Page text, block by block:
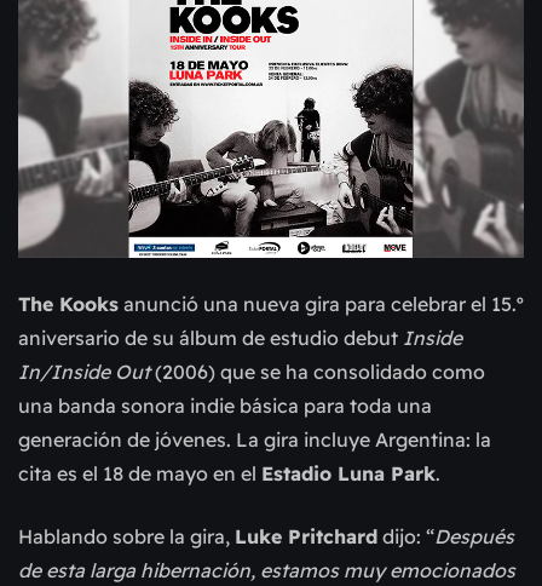
The Kooks anunció una nueva gira para celebrar el 15.º
aniversario de su álbum de estudio debut Inside
In/Inside Out(2006) que se ha consolidado como
una banda sonora indie básica para toda una
generación de jóvenes. La gira incluye Argentina: la
cita es el 18 de mayo en el Estadio Luna Park.
Hablando sobre la gira, Luke Pritchard dijo: “Después
de esta larga hibernación, estamos muy emocionados